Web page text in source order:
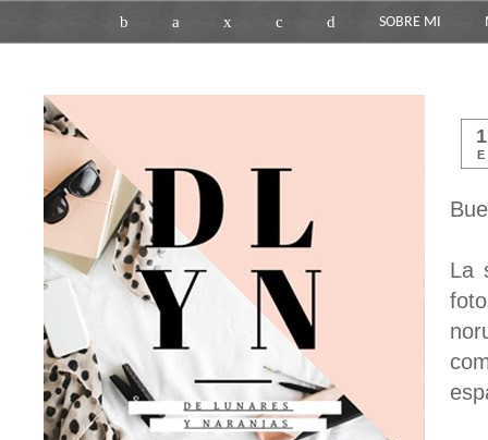
b a x c d SOBRE MI
La